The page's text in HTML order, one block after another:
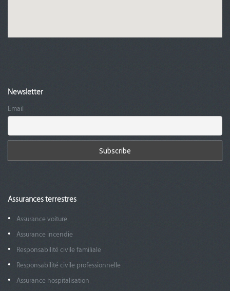
Newsletter
Email
Assurances terrestres
Assurance voiture
Assurance incendie
Responsabilité civile familiale
Responsabilité civile professionnelle
Assurance hospitalisation